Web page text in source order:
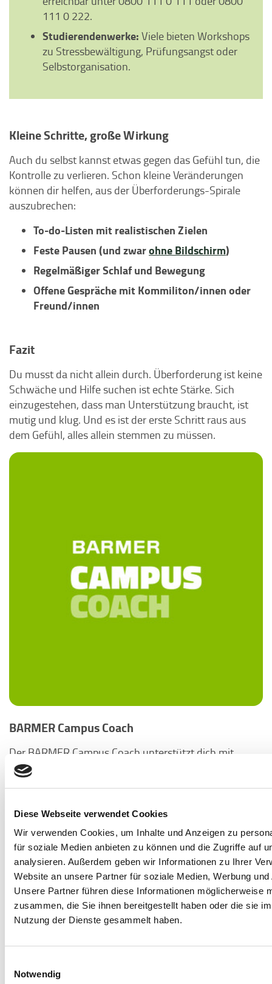
Diese Webseite verwendet Cookies
Wir verwenden Cookies, um Inhalte und Anzeigen zu
für soziale Medien anbieten zu können und die Zugriffe auf
analysieren. Außerdem geben wir Informationen zu Ihrer
Website an unsere Partner für soziale Medien, Werbung
Unsere Partner führen diese Informationen möglicherweise
zusammen, die Sie ihnen bereitgestellt haben oder die sie
Nutzung der Dienste gesammelt haben.
Notwendig
111 0 222.
Studierendenwerke: Viele bieten Workshops
zu Stressbewältigung, Prüfungsangst oder
Selbstorganisation.
Kleine Schritte, große Wirkung
Auch du selbst kannst etwas gegen das Gefühl tun, die
Kontrolle zu verlieren. Schon kleine Veränderungen
können dir helfen, aus der Überforderungs-Spirale
auszubrechen:
To-do-Listen mit realistischen Zielen
Feste Pausen (und zwarohne Bildschirm)
Regelmäßiger Schlaf und Bewegung
Offene Gespräche mit Kommiliton/innen oder
Freund/innen
Fazit
Du musst da nicht allein durch. Überforderung ist keine
Schwäche und Hilfe suchen ist echte Stärke. Sich
einzugestehen, dass man Unterstützung braucht, ist
mutig und klug. Und es ist der erste Schritt raus aus
dem Gefühl, alles allein stemmen zu müssen.
BARMER Campus Coach
Der BARMER Campus Coach unterstützt dich mit
wertvollem Wissen, hilfreichen Strategien, spannenden
Online-Events und unterhaltsamen Beiträgen dabei,
Teilen
Willige (2017): „Gesundheit Studierender in